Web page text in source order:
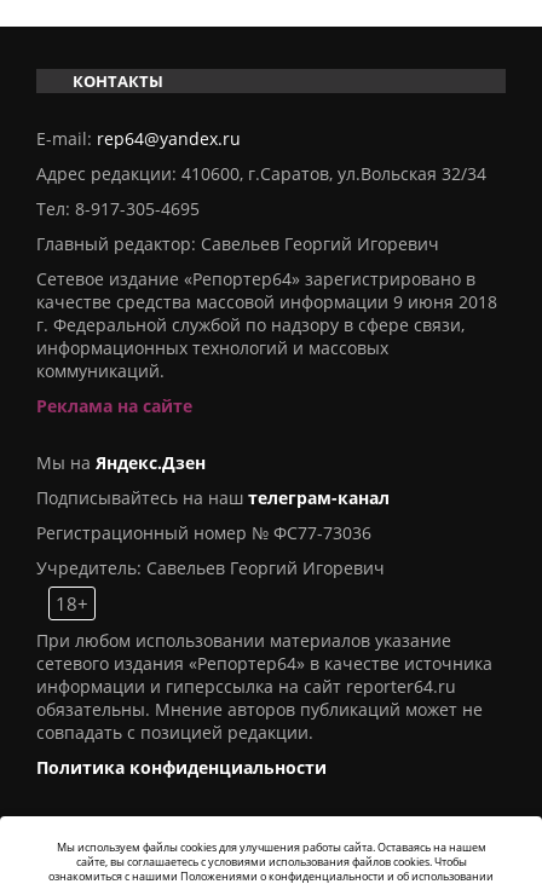
КОНТАКТЫ
E-mail: rep64@yandex.ru
Адрес редакции: 410600, г.Саратов, ул.Вольская 32/34
Тел: 8-917-305-4695
Главный редактор: Савельев Георгий Игоревич
Сетевое издание «Репортер64» зарегистрировано в
качестве средства массовой информации 9 июня 2018
г. Федеральной службой по надзору в сфере связи,
информационных технологий и массовых
коммуникаций.
Реклама на сайте
Мы на Яндекс.Дзен
Подписывайтесь на наш телеграм-канал
Регистрационный номер № ФС77-73036
Учредитель: Савельев Георгий Игоревич
18+
При любом использовании материалов указание
сетевого издания «Репортер64» в качестве источника
информации и гиперссылка на сайт reporter64.ru
обязательны. Мнение авторов публикаций может не
совпадать с позицией редакции.
Политика конфиденциальности
© 2016СИ «Репортер64». Все права защищены -
Мы используем файлы cookies для улучшения работы сайта. Оставаясь на нашем
сайте, вы соглашаетесь с условиями использования файлов cookies. Чтобы
ознакомиться с нашими Положениями о конфиденциальности и об использовании